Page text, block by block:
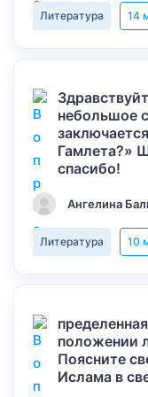
Литература 14
небольшое
Гамлета?»
спасибо!
Ангелина
Литература 10
положении
Поясните
Ислама в